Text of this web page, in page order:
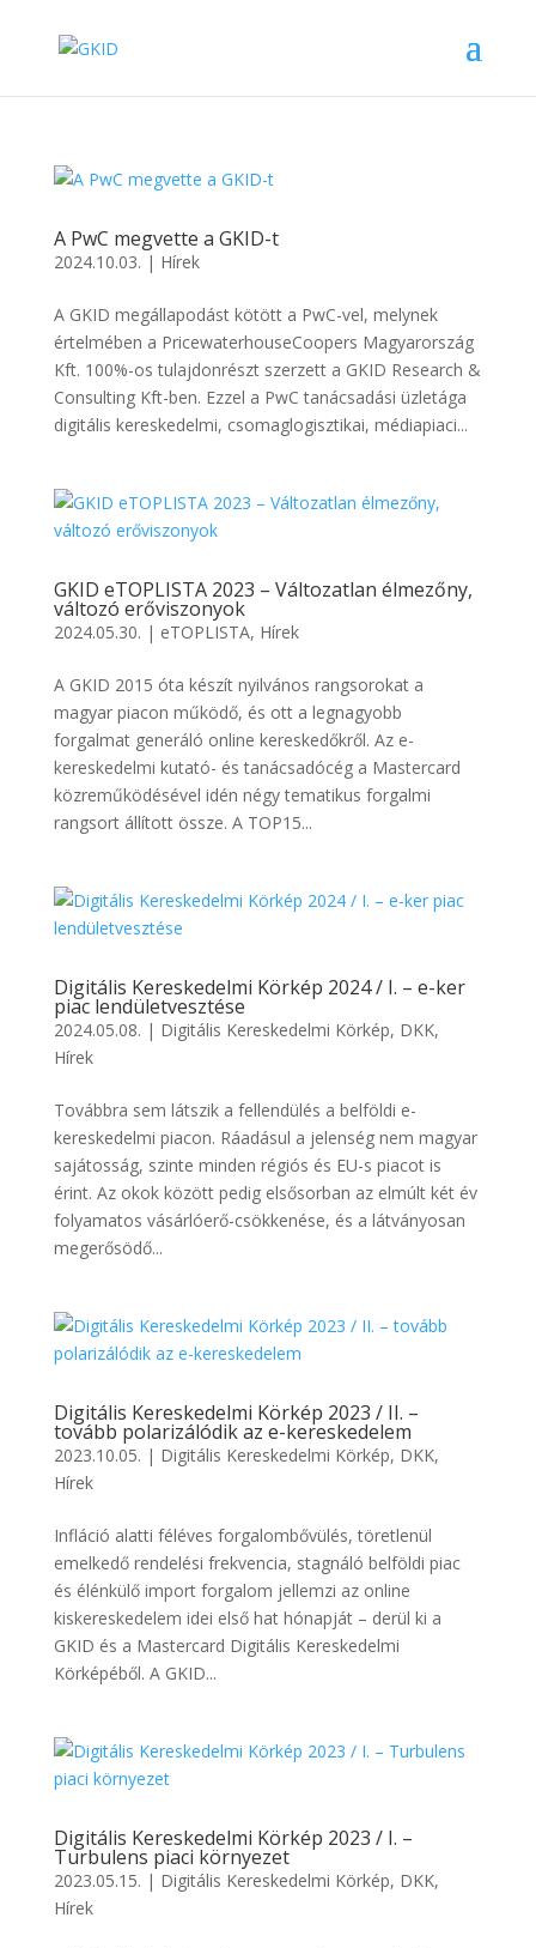
A PwC megvette a GKID-t
2024.10.03. | Hírek
A GKID megállapodást kötött a PwC-vel, melynek
értelmében a PricewaterhouseCoopers Magyarország
Kft. 100%-os tulajdonrészt szerzett a GKID Research &
Consulting Kft-ben. Ezzel a PwC tanácsadási üzletága
digitális kereskedelmi, csomaglogisztikai, médiapiaci...
GKID eTOPLISTA 2023 – Változatlan élmezőny,
változó erőviszonyok
2024.05.30. | eTOPLISTA, Hírek
A GKID 2015 óta készít nyilvános rangsorokat a
magyar piacon működő, és ott a legnagyobb
forgalmat generáló online kereskedőkről. Az e-
kereskedelmi kutató- és tanácsadócég a Mastercard
közreműködésével idén négy tematikus forgalmi
rangsort állított össze. A TOP15...
Digitális Kereskedelmi Körkép 2024 / I. – e-ker
piac lendületvesztése
2024.05.08. | Digitális Kereskedelmi Körkép, DKK,
Hírek
Továbbra sem látszik a fellendülés a belföldi e-
kereskedelmi piacon. Ráadásul a jelenség nem magyar
sajátosság, szinte minden régiós és EU-s piacot is
érint. Az okok között pedig elsősorban az elmúlt két év
folyamatos vásárlóerő-csökkenése, és a látványosan
megerősödő...
Digitális Kereskedelmi Körkép 2023 / II. –
tovább polarizálódik az e-kereskedelem
2023.10.05. | Digitális Kereskedelmi Körkép, DKK,
Hírek
Infláció alatti féléves forgalombővülés, töretlenül
emelkedő rendelési frekvencia, stagnáló belföldi piac
és élénkülő import forgalom jellemzi az online
kiskereskedelem idei első hat hónapját – derül ki a
GKID és a Mastercard Digitális Kereskedelmi
Körképéből. A GKID...
Digitális Kereskedelmi Körkép 2023 / I. –
Turbulens piaci környezet
2023.05.15. | Digitális Kereskedelmi Körkép, DKK,
Hírek